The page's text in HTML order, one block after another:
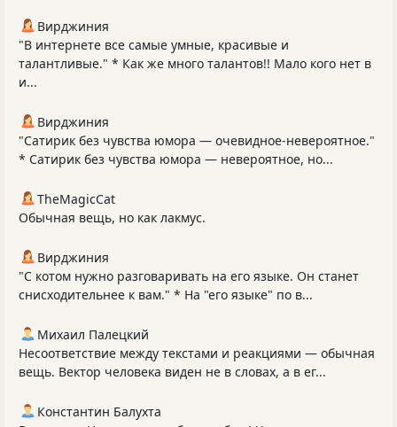
Вирджиния
"В интернете все самые умные, красивые и
талантливые." * Как же много талантов!! Мало кого нет в
и...
Вирджиния
"Сатирик без чувства юмора — очевидное-невероятное."
* Сатирик без чувства юмора — невероятное, но...
TheMagicCat
Обычная вещь, но как лакмус.
Вирджиния
"С котом нужно разговаривать на его языке. Он станет
снисходительнее к вам." * На "его языке" по в...
Михаил Палецкий
Несоответствие между текстами и реакциями — обычная
вещь. Вектор человека виден не в словах, а в ег...
Константин Балухта